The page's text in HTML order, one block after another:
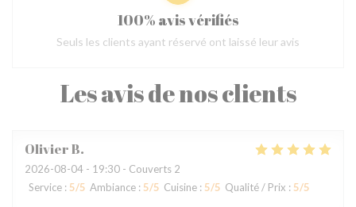
Les avis de nos clients
OlivierB
2026-08-04 - 19:30 - Couverts 2
Service : 5/5 Ambiance : 5/5 Cuisine : 5/5 Qualité / Prix : 5/5
100% avis vérifiés
Seuls les clients ayant réservé ont laissé leur avis